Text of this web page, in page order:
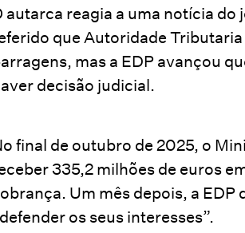
autarca reagia a uma notícia
que Autoridade
mas a EDP avançou
decisão judicial.
final de outubro de 2025, o
335,2 milhões de euros
Um mês depois, a
os seus interesses”.